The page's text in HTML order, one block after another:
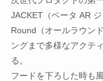
JACKET（ベータ AR
Round（オールラウン
ングまで多様なアクテ
る。
フードを下ろした時も